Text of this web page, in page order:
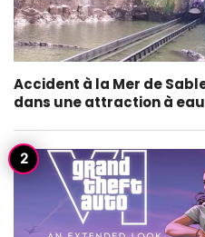
Accident à la Mer de
dans une attraction à eau